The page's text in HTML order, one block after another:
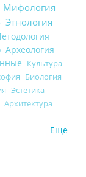
Мифология
Этнология
Археология
Культура
Биология
Эстетика
Архитектура
Еще